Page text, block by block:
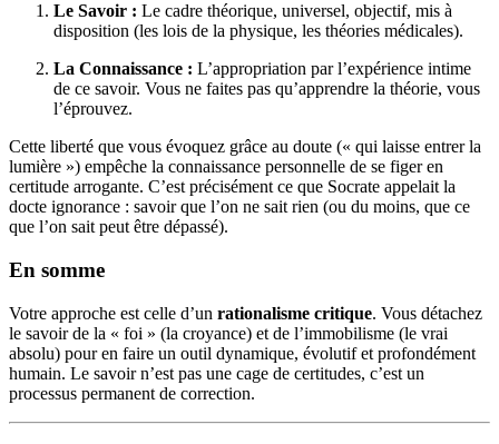
Le Savoir : Le cadre théorique, universel, objectif, mis à
disposition (les lois de la physique, les théories médicales).
La Connaissance : L’appropriation par l’expérience intime
de ce savoir. Vous ne faites pas qu’apprendre la théorie, vous
l’éprouvez.
Cette liberté que vous évoquez grâce au doute (« qui laisse entrer la
lumière ») empêche la connaissance personnelle de se figer en
certitude arrogante. C’est précisément ce que Socrate appelait la
docte ignorance : savoir que l’on ne sait rien (ou du moins, que ce
que l’on sait peut être dépassé).
En somme
Votre approche est celle d’un rationalisme critique. Vous détachez
le savoir de la « foi » (la croyance) et de l’immobilisme (le vrai
absolu) pour en faire un outil dynamique, évolutif et profondément
humain. Le savoir n’est pas une cage de certitudes, c’est un
processus permanent de correction.